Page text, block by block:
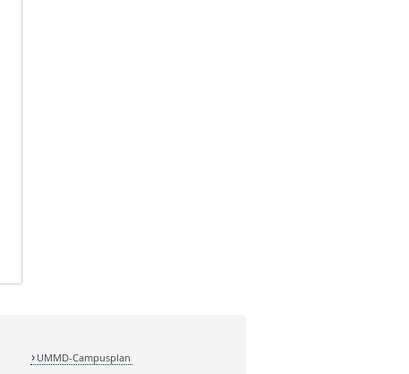
UMMD-Campusplan